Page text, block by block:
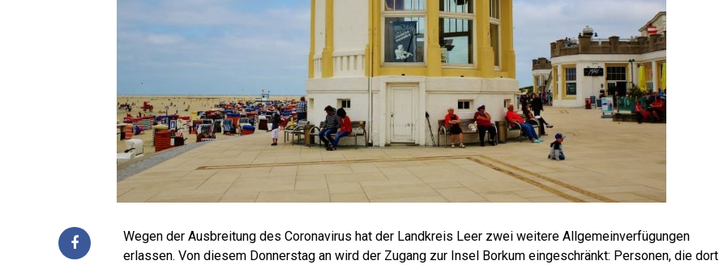
Wegen der Aus­brei­tung des Coro­na­vi­rus hat der Land­kreis Leer zwei wei­te­re All­ge­mein­ver­fü­gun­gen
erlas­sen. Von die­sem Don­ners­tag an wird der Zugang zur Insel Bor­kum ein­ge­schränkt: Per­so­nen, die dort